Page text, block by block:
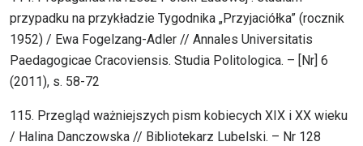
przypadku na przykładzie Tygodnika „Przyjaciółka” (rocznik
1952) / Ewa Fogelzang-Adler // Annales Universitatis
Paedagogicae Cracoviensis. Studia Politologica. – [Nr] 6
(2011), s. 58-72
115. Przegląd ważniejszych pism kobiecych XIX i XX wieku
/ Halina Danczowska // Bibliotekarz Lubelski. – Nr 128